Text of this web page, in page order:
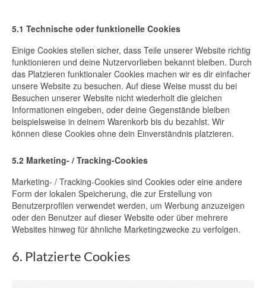
5.1 Technische oder funktionelle Cookies
Einige Cookies stellen sicher, dass Teile unserer Website richtig
funktionieren und deine Nutzervorlieben bekannt bleiben. Durch
das Platzieren funktionaler Cookies machen wir es dir einfacher
unsere Website zu besuchen. Auf diese Weise musst du bei
Besuchen unserer Website nicht wiederholt die gleichen
Informationen eingeben, oder deine Gegenstände bleiben
beispielsweise in deinem Warenkorb bis du bezahlst. Wir
können diese Cookies ohne dein Einverständnis platzieren.
5.2 Marketing- / Tracking-Cookies
Marketing- / Tracking-Cookies sind Cookies oder eine andere
Form der lokalen Speicherung, die zur Erstellung von
Benutzerprofilen verwendet werden, um Werbung anzuzeigen
oder den Benutzer auf dieser Website oder über mehrere
Websites hinweg für ähnliche Marketingzwecke zu verfolgen.
6. Platzierte Cookies